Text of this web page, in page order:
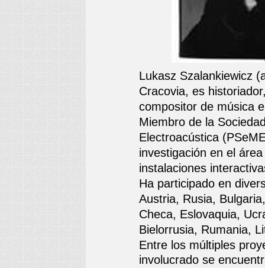
Lukasz Szalankiewicz
Cracovia, es
compositor de música
Miembro de la
Electroacústica
investigación en el
instalaciones
Ha participado en
Austria, Rusia,
Checa, Eslovaquia,
Bielorrusia, Rumania,
Entre los múltiples
involucrado se